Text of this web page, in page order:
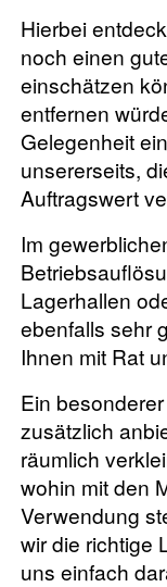
Hierbei
noch einen
einschätzen
entfernen
Gelegenheit
unsererseits,
Auftragswert
Im
Lagerhallen
ebenfalls sehr
Ihnen mit Rat
Ein
zusätzlich
räumlich
wohin mit den
Verwendung
wir die richtige
uns einfach